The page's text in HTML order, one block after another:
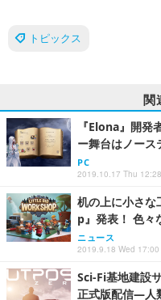
トピックス
関
『Elona』開
ー舞台はノース
PC
2019.10.17 Thu 12:28
机の上に小さ
p』発表！ 色々
ニュース
2019.9.18 Wed 17:00
Sci-Fi基地建設
正式版配信―人